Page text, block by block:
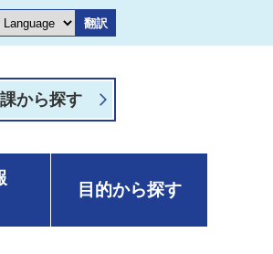
翻訳
から探す
目的から探す